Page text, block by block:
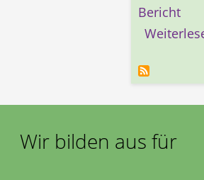
Bericht
Wir bilden aus für